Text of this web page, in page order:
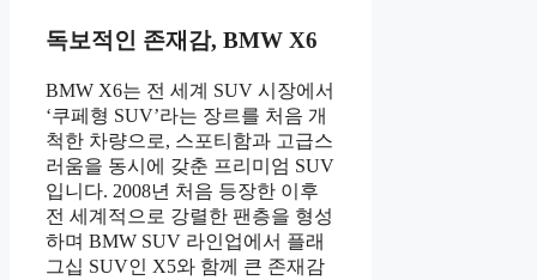
독보적인 존재감, BMW X6
BMW X6는 전 세계 SUV 시장에서
‘쿠페형 SUV’라는 장르를 처음 개
척한 차량으로, 스포티함과 고급스
러움을 동시에 갖춘 프리미엄 SUV
입니다. 2008년 처음 등장한 이후
전 세계적으로 강렬한 팬층을 형성
하며 BMW SUV 라인업에서 플래
그십 SUV인 X5와 함께 큰 존재감